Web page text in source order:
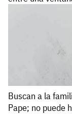
Buscan a la
Pape; no puede